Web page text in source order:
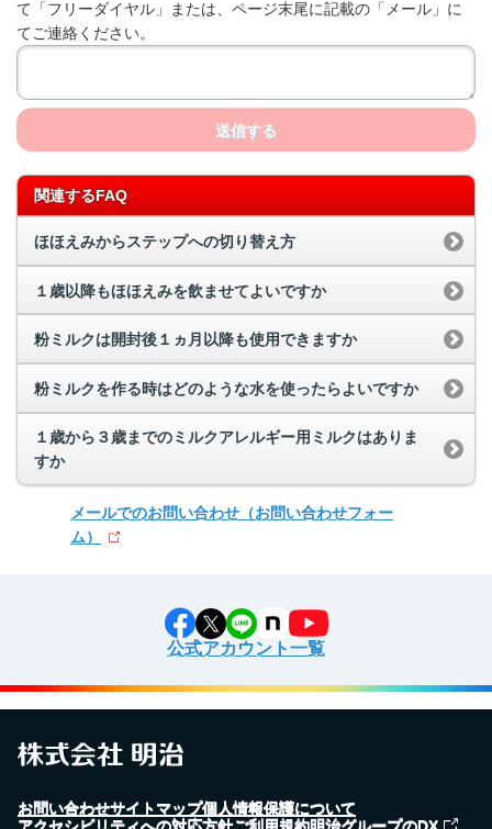
て「フリーダイヤル」または、ページ末尾に記載の「メール」に
てご連絡ください。
送信する
関連するFAQ
ほほえみからステップへの切り替え方
１歳以降もほほえみを飲ませてよいですか
粉ミルクは開封後１ヵ月以降も使用できますか
粉ミルクを作る時はどのような水を使ったらよいですか
１歳から３歳までのミルクアレルギー用ミルクはありま
すか
メールでのお問い合わせ （お問い合わせフォー
ム）
公式アカウント一覧
お問い合わせサイトマップ個人情報保護について